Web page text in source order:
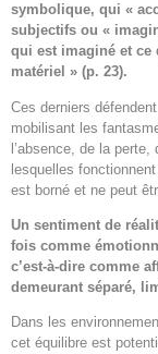
symbolique, qui «
subjectifs ou «
qui est imaginé et ce
matériel » (p. 23).
Ces derniers
mobilisant les
l’absence, de la perte,
lesquelles
est borné et ne peut
Un sentiment de
fois comme
c’est-à-dire comme
demeurant séparé,
Dans les
cet équilibre est